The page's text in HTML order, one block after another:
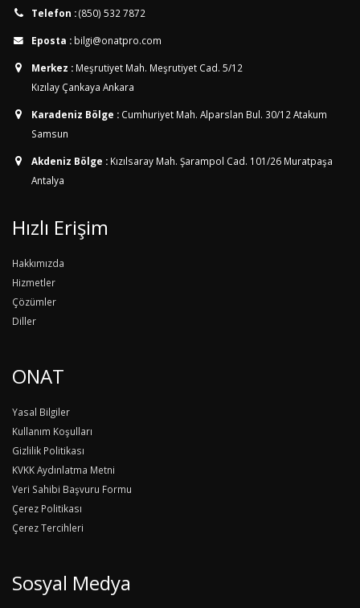
Telefon :(850) 532 7872
Eposta : bilgi@onatpro.com
Merkez : Meşrutiyet Mah. Meşrutiyet Cad. 5/12
Kızılay Çankaya Ankara
Karadeniz Bölge : Cumhuriyet Mah. Alparslan Bul. 30/12 Atakum
Samsun
Akdeniz Bölge : Kızılsaray Mah. Şarampol Cad. 101/26 Muratpaşa
Antalya
Hızlı Erişim
Hakkımızda
Hizmetler
Çözümler
Diller
ONAT
Yasal Bilgiler
Kullanım Koşulları
Gizlilik Politikası
KVKK Aydınlatma Metni
Veri Sahibi Başvuru Formu
Çerez Politikası
Çerez Tercihleri
Sosyal Medya